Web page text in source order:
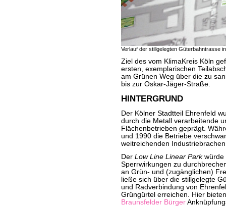
Verlauf der stillgelegten Güterbahntrasse
Ziel des vom KlimaKreis Köln
ersten, exemplarischen
am Grünen Weg über die zu
bis zur Oskar-Jäger-Straße.
HINTERGRUND
Der Kölner Stadtteil Ehrenfeld
durch die Metall verarbeitende
Flächenbetrieben geprägt.
und 1990 die Betriebe
weitreichenden
Der Low Line Linear Parkwürde
Sperrwirkungen zu
an Grün- und (zugänglichen)
ließe sich über die stillgelegte
und Radverbindung von
Grüngürtel erreichen. Hier
Braunsfelder Bürger